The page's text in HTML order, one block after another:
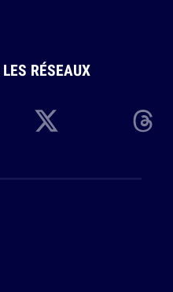
LES RÉSEAUX